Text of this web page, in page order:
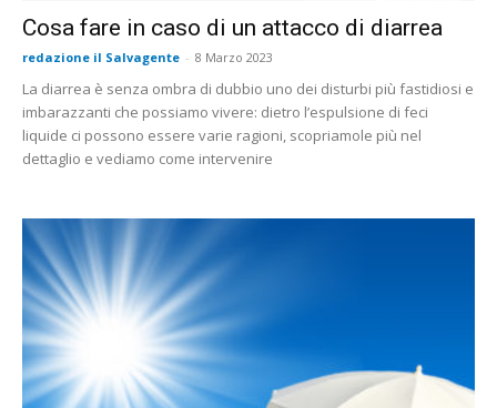
Cosa fare in caso di un attacco di diarrea
redazione il Salvagente - 8 Marzo 2023
La diarrea è senza ombra di dubbio uno dei disturbi più fastidiosi e
imbarazzanti che possiamo vivere: dietro l’espulsione di feci
liquide ci possono essere varie ragioni, scopriamole più nel
dettaglio e vediamo come intervenire